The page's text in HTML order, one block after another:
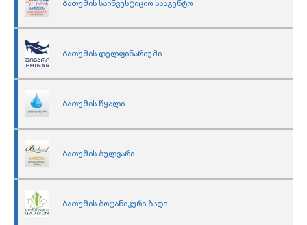
ბათუმის საინვესტიციო სააგენტო
ბათუმის დელფინარიუმი
ბათუმის წყალი
ბათუმის ბულვარი
ბათუმის ბოტანიკური ბაღი